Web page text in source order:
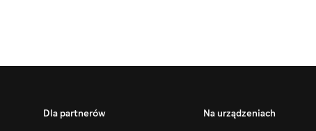
Dla partnerów
Na urządzeniach